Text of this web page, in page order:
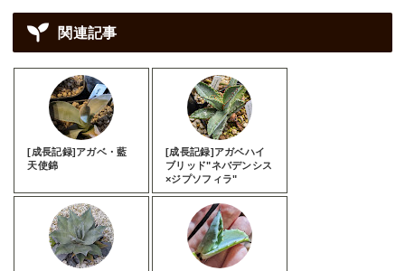
関連記事
[成長記録]アガベ・藍
天使錦
[成長記録]アガベハイ
ブリッド"ネバデンシス
×ジプソフィラ"